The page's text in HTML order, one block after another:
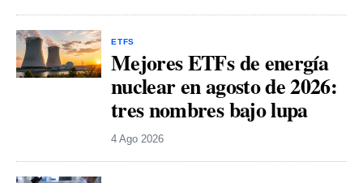
ETFS
Mejores ETFs de energía
nuclear en agosto de 2026:
tres nombres bajo lupa
4 Ago 2026